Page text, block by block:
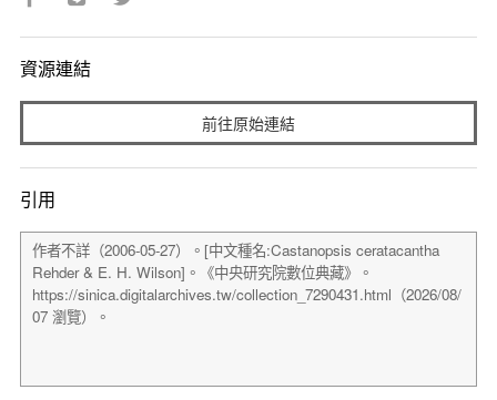
資源連結
前往原始連結
引用